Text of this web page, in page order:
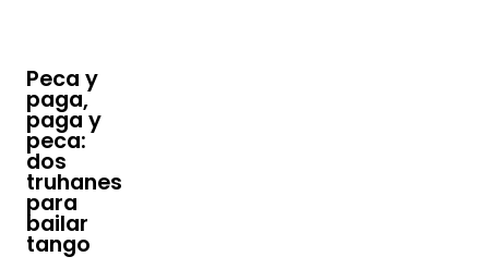
Peca y
paga,
paga y
peca:
dos
truhanes
para
bailar
tango